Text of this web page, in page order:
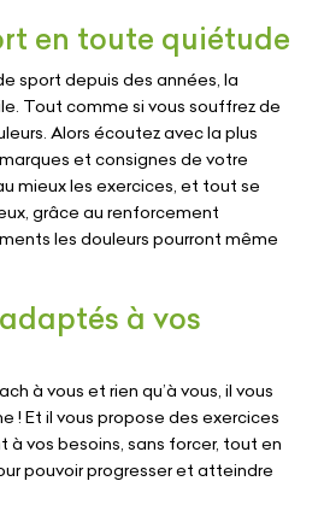
en toute quiétude
sport depuis des années, la
Tout comme si vous souffrez de
Alors écoutez avec la plus
et consignes de votre
mieux les exercices, et tout se
grâce au renforcement
les douleurs pourront même
à vos
à vous et rien qu’à vous, il vous
! Et il vous propose des exercices
vos besoins, sans forcer, tout en
pouvoir progresser et atteindre